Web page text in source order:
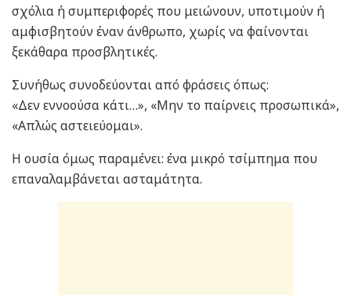
σχόλια ή συμπεριφορές που μειώνουν, υποτιμούν ή
αμφισβητούν έναν άνθρωπο, χωρίς να φαίνονται
ξεκάθαρα προσβλητικές.
Συνήθως συνοδεύονται από φράσεις όπως:
«Δεν εννοούσα κάτι…», «Μην το παίρνεις προσωπικά»,
«Απλώς αστειεύομαι».
Η ουσία όμως παραμένει: ένα μικρό τσίμπημα που
επαναλαμβάνεται ασταμάτητα.